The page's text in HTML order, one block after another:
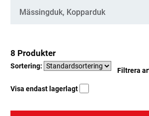
Mässingduk, Kopparduk
8 Produkter
Sortering:
Filtrera
Visa endast lagerlagt